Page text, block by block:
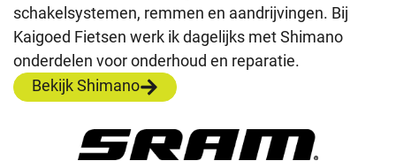
schakelsystemen, remmen en aandrijvingen. Bij
Kaigoed Fietsen werk ik dagelijks met Shimano
onderdelen voor onderhoud en reparatie.
Bekijk Shimano